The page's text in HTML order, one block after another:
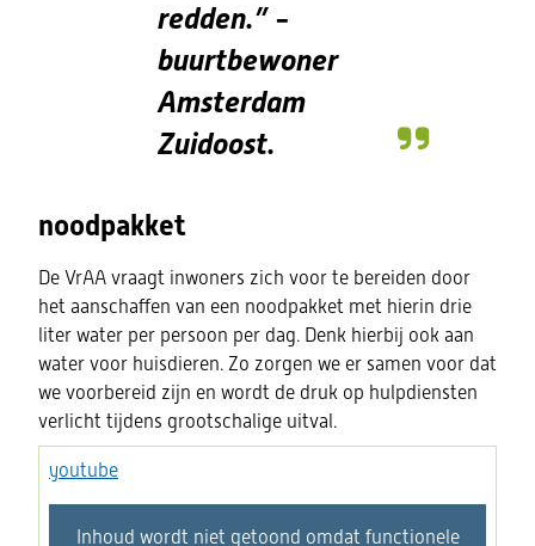
redden.”-
buurtbewoner
Amsterdam
Zuidoost.
noodpakket
De VrAA vraagt inwoners zich voor te bereiden door
het aanschaffen van een noodpakket met hierin drie
liter water per persoon per dag. Denk hierbij ook aan
water voor huisdieren. Zo zorgen we er samen voor dat
we voorbereid zijn en wordt de druk op hulpdiensten
verlicht tijdens grootschalige uitval.
youtube
Inhoud wordt niet getoond omdat functionele
Hier